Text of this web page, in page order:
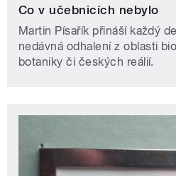
Co v učebnicích nebylo
Martin Písařík přináší každý
nedávná odhalení z oblasti
botaniky či českých reálií.